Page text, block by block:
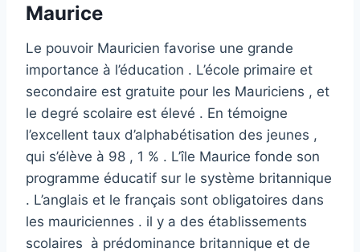
Maurice
Le pouvoir Mauricien favorise une grande
importance à l’éducation . L’école primaire et
secondaire est gratuite pour les Mauriciens , et
le degré scolaire est élevé . En témoigne
l’excellent taux d’alphabétisation des jeunes ,
qui s’élève à 98 , 1 % . L’île Maurice fonde son
programme éducatif sur le système britannique
. L’anglais et le français sont obligatoires dans
les mauriciennes . il y a des établissements
scolaires à prédominance britannique et de